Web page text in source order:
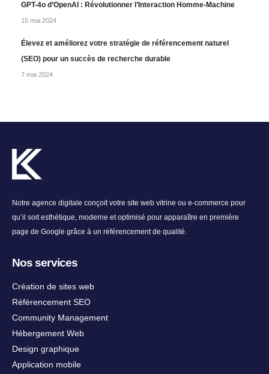
GPT-4o d’OpenAI : Révolutionner l’Interaction Homme-Machine
15 mai 2024
Élevez et améliorez votre stratégie de référencement naturel
(SEO) pour un succès de recherche durable
7 mai 2024
Notre agence digitale conçoit votre site web vitrine ou e-commerce pour
qu’il soit esthétique, moderne et optimisé pour apparaître en première
page de Google grâce à un référencement de qualité.
Nos services
Création de sites web
Référencement SEO
Community Management
Hébergement Web
Design graphique
Application mobile